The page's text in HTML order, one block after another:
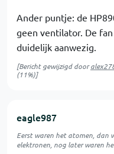
Ander puntje: de
geen ventilator. De
duidelijk aanwezig.
[Bericht gewijzigd door
(11%)]
eagle987
Eerst waren het atomen, dan
elektronen, nog later waren